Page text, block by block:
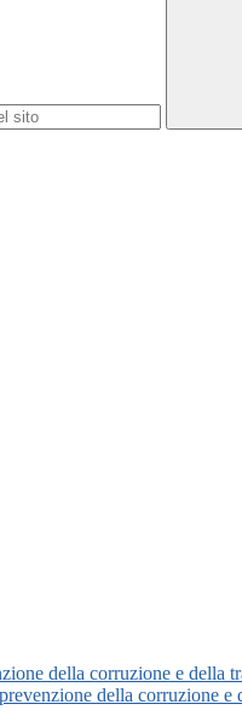
della corruzione e della
della corruzione e